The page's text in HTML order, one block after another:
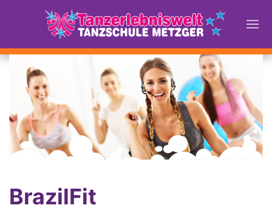
BrazilFit